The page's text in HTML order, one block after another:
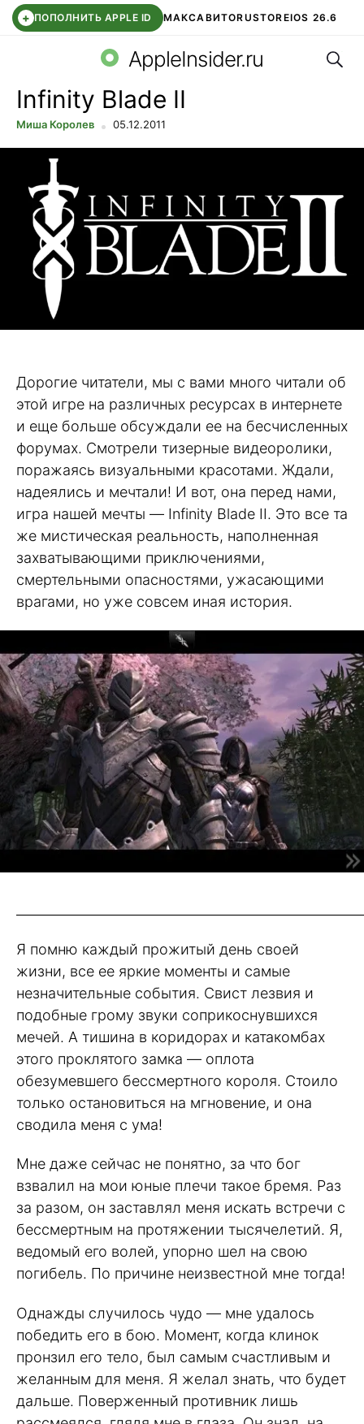
+ ПОПОЛНИТЬ APPLE ID МАКСАВИТОRUSTOREIOS 26.6
СБЕР КИДС ВТБ ОНЛАЙН ЧАТ В ROBLOX
AppleInsider.ru
Infinity Blade II
Миша Королев 05.12.2011
Дорогие читатели, мы с вами много читали об
этой игре на различных ресурсах в интернете
и еще больше обсуждали ее на бесчисленных
форумах. Смотрели тизерные видеоролики,
поражаясь визуальными красотами. Ждали,
надеялись и мечтали! И вот, она перед нами,
игра нашей мечты — Infinity Blade II. Это все та
же мистическая реальность, наполненная
захватывающими приключениями,
смертельными опасностями, ужасающими
врагами, но уже совсем иная история.
Я помню каждый прожитый день своей
жизни, все ее яркие моменты и самые
незначительные события. Свист лезвия и
подобные грому звуки соприкоснувшихся
мечей. А тишина в коридорах и катакомбах
этого проклятого замка — оплота
обезумевшего бессмертного короля. Стоило
только остановиться на мгновение, и она
сводила меня с ума!
Мне даже сейчас не понятно, за что бог
взвалил на мои юные плечи такое бремя. Раз
за разом, он заставлял меня искать встречи с
бессмертным на протяжении тысячелетий. Я,
ведомый его волей, упорно шел на свою
погибель. По причине неизвестной мне тогда!
Однажды случилось чудо — мне удалось
победить его в бою. Момент, когда клинок
пронзил его тело, был самым счастливым и
желанным для меня. Я желал знать, что будет
дальше. Поверженный противник лишь